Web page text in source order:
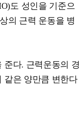
도 성인을 기준으
의 근력 운동을 병
준다. 근력운동의 경
같은 양만큼 변한다